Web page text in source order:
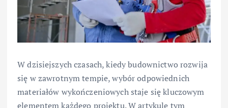
W dzisiejszych czasach, kiedy budownictwo rozwija
się w zawrotnym tempie, wybór odpowiednich
materiałów wykończeniowych staje się kluczowym
elementem każdego projektu. W artykule tym